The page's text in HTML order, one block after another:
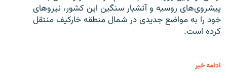
پیشروی‌های روسیه و آتشبار سنگین این کشور، نیروهای
خود را به مواضع جدیدی در شمال منطقه خارکیف منتقل
کرده است.
ادامه خبر